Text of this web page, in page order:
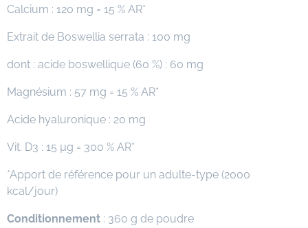
Calcium : 120 mg = 15 % AR*
Extrait de Boswellia serrata : 100 mg
dont : acide boswellique (60 %) : 60 mg
Magnésium : 57 mg = 15 % AR*
Acide hyaluronique : 20 mg
Vit. D3 : 15 µg = 300 % AR*
*Apport de référence pour un adulte-type (2000
kcal/jour)
Conditionnement : 360 g de poudre